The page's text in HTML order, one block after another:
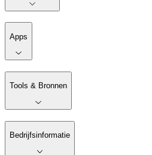
Apps
Tools & Bronnen
Bedrijfsinformatie